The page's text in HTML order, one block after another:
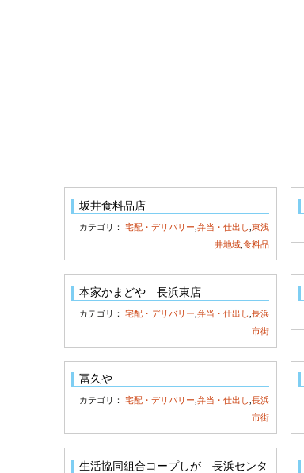
坂井食料品店
カテゴリ：宅配・デリバリー ,弁当・仕出し ,東浅
井地域 ,食料品
本家かまどや 長浜東店
カテゴリ：宅配・デリバリー ,弁当・仕出し ,長浜
市街
冨久や
カテゴリ：宅配・デリバリー,弁当・仕出し,長浜
市街
生活協同組合コープしが 長浜センタ